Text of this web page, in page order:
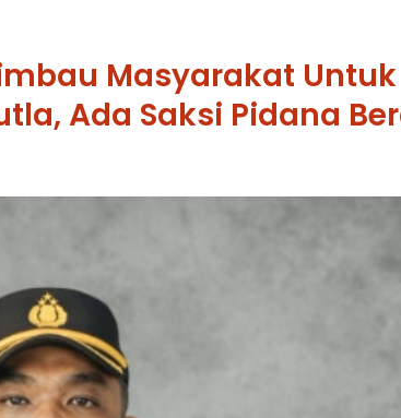
Masyarakat Untuk
Ada Saksi Pidana